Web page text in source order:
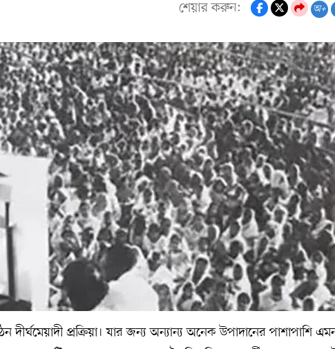
শেয়ার করুন: অ+
দীর্ঘমেয়াদী প্রক্রিয়া। যার জন্য অন্যান্য অনেক উপাদানের পাশাপাশি